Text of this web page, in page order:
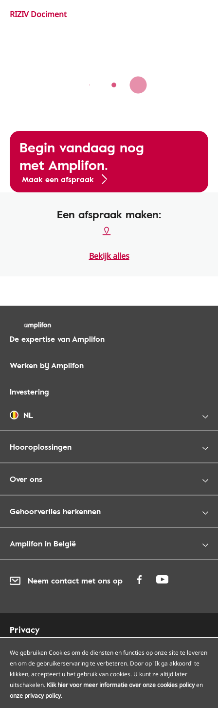
RIZIV Dociment
Begin vandaag nog
met Amplifon.
Maak een afspraak
Een afspraak maken:
Bekijk alles
De expertise van Amplifon
Werken bij Amplifon
Investering
NL
Hooroplossingen
Over ons
Gehoorverlies herkennen
Amplifon in België
Neem contact met ons op
Privacy
Toegankelijkheid
Sitemap
Onze Amplifon hoorcentra
Onze servicepunten
We gebruiken Cookies om de diensten en functies op onze site te leveren
en om de gebruikerservaring te verbeteren. Door op 'Ik ga akkoord' te
klikken, accepteert u het gebruik van cookies. U kunt ze altijd later
uitschakelen. Klik hier voor meer informatie over onze cookies policyen
onze privacy policy.